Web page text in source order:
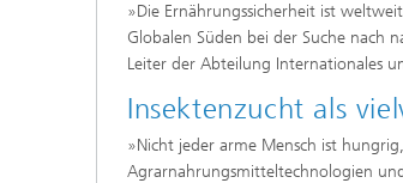
»Die Ernährungssicherheit ist
Globalen Süden bei der Suche nach
Leiter der Abteilung Internationales
Insektenzucht als
»Nicht jeder arme Mensch ist
Agrarnahrungsmitteltechnologien